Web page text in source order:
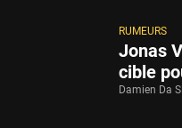
RUMEURS
Jonas
cible
Damien Da